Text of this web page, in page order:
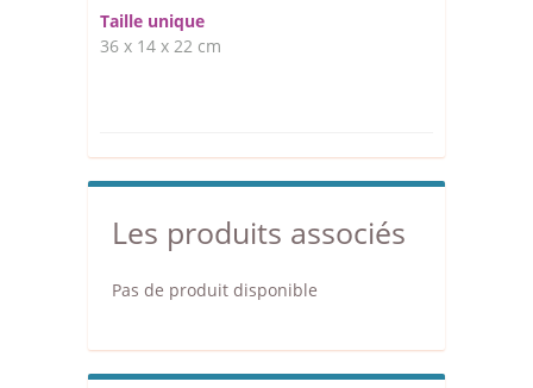
Taille unique
36 x 14 x 22 cm
Les produits associés
Pas de produit disponible